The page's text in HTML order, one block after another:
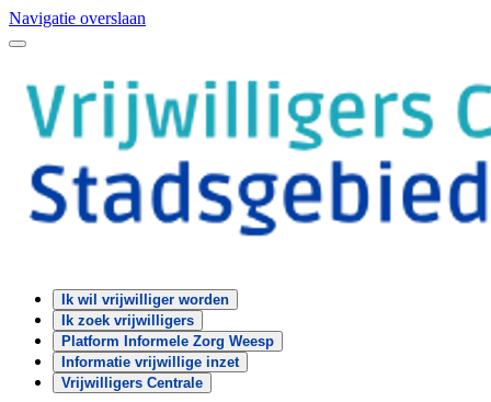
Navigatie overslaan
Ik wil vrijwilliger worden
Ik zoek vrijwilligers
Platform Informele Zorg Weesp
Informatie vrijwillige inzet
Vrijwilligers Centrale